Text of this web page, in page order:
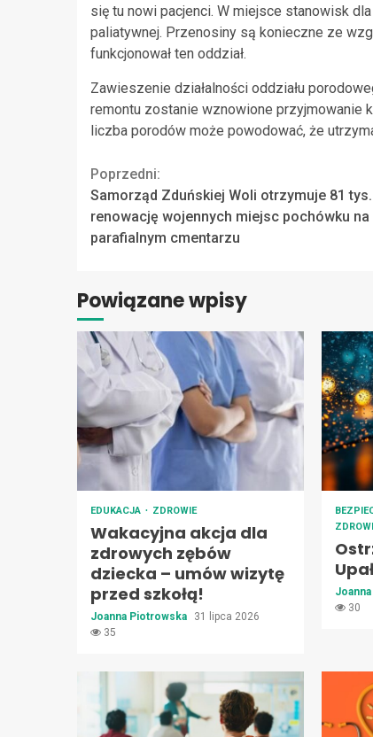
się tu nowi pacjenci. W miejsce stanowisk
paliatywnej. Przenosiny są konieczne ze
funkcjonował ten oddział.
Zawieszenie działalności oddziału
remontu zostanie wznowione przyjmowanie
liczba porodów może powodować, że
Continue
Reading
Poprzedni:
Samorząd Zduńskiej Woli otrzymuje 81 tys.
renowację wojennych miejsc pochówku na
parafialnym cmentarzu
Powiązane wpisy
EDUKACJA ZDROWIE
Wakacyjna akcja dla
zdrowych zębów
dziecka – umów wizytę
przed szkołą!
Joanna Piotrowska
31 lipca 2026
35
30